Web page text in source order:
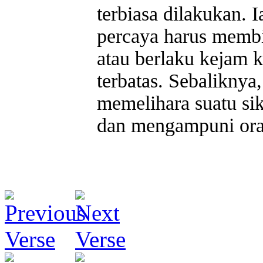
terbiasa dilakukan.
percaya harus
atau berlaku kejam
terbatas.
memelihara suatu
dan mengampuni